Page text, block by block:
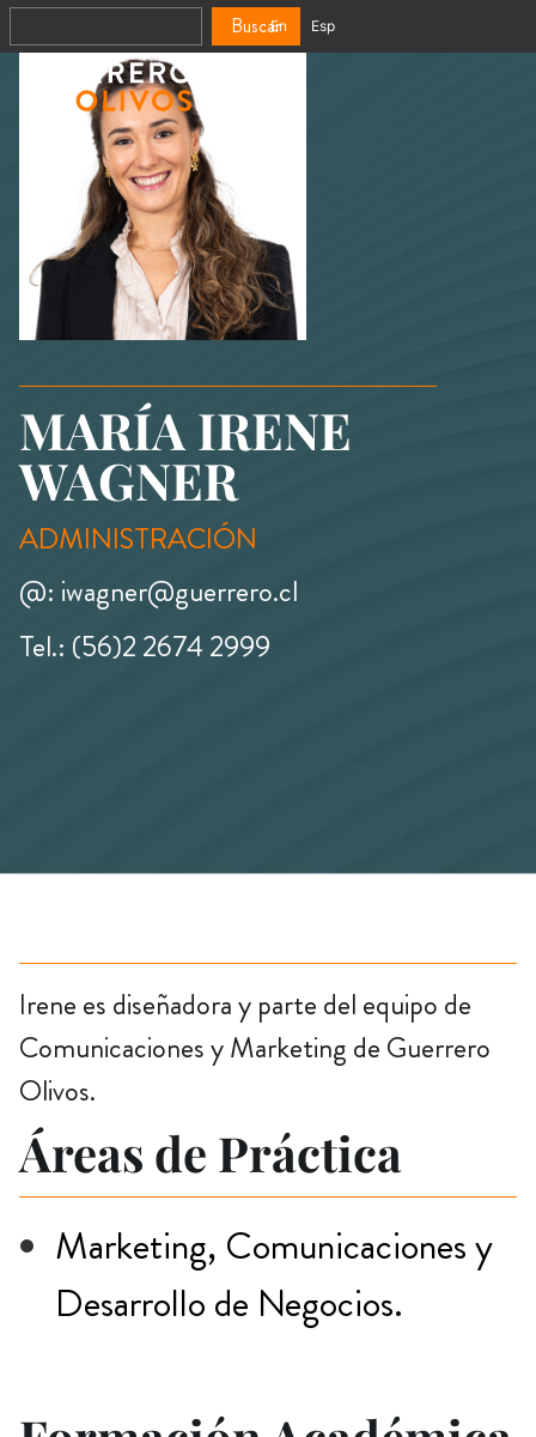
Buscar
En Esp
MARÍA IRENE
WAGNER
ADMINISTRACIÓN
@: iwagner@guerrero.cl
Tel.: (56)2 2674 2999
Áreas de Práctica
Marketing, Comunicaciones y
Desarrollo de Negocios.
Irene es diseñadora y parte del equipo de
Comunicaciones y Marketing de Guerrero
Olivos.